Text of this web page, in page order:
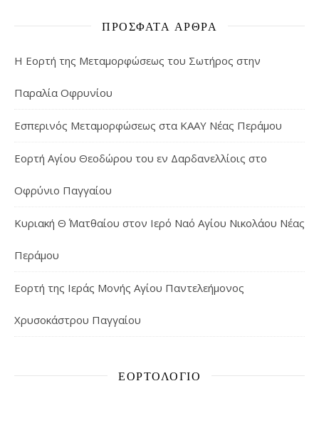
ΠΡΌΣΦΑΤΑ ΆΡΘΡΑ
Η Εορτή της Μεταμορφώσεως του Σωτήρος στην
Παραλία Οφρυνίου
Εσπερινός Μεταμορφώσεως στα ΚΑΑΥ Νέας Περάμου
Εορτή Αγίου Θεοδώρου του εν Δαρδανελλίοις στο
Οφρύνιο Παγγαίου
Κυριακή Θ΄ Ματθαίου στον Ιερό Ναό Αγίου Νικολάου Νέας
Περάμου
Εορτή της Ιεράς Μονής Αγίου Παντελεήμονος
Χρυσοκάστρου Παγγαίου
ΕΟΡΤΟΛΌΓΙΟ